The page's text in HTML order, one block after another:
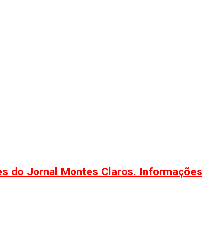
do Jornal Montes Claros. Informações